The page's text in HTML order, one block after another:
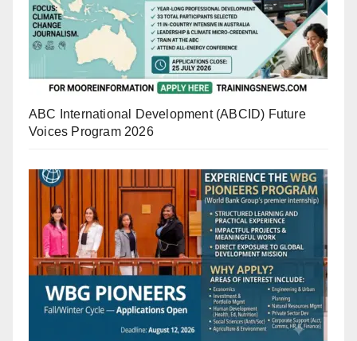
ABC International Development (ABCID) Future
Voices Program 2026